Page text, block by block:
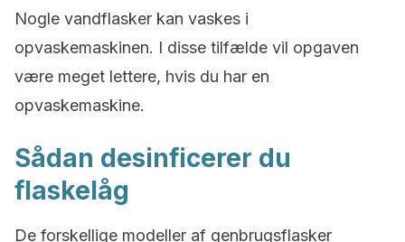
Nogle vandflasker kan vaskes i
opvaskemaskinen. I disse tilfælde vil opgaven
være meget lettere, hvis du har en
opvaskemaskine.
Sådan desinficerer du
flaskelåg
De forskellige modeller af genbrugsflasker